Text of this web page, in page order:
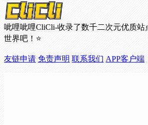
呲哩呲哩CliCli-收录了数千二次元优质
世界吧！⭐
友链申请 免责声明 联系我们 APP客户端